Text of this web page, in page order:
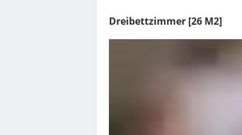
Dreibettzimmer [26 M2]